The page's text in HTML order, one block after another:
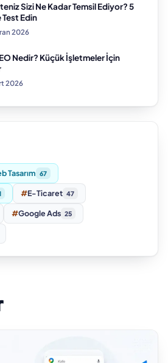
Sizi Ne Kadar Temsil Ediyor? 5
Test Edin
2026
Nedir? Küçük İşletmeler İçin
2026
Tasarım 67
#E-Ticaret 47
#Google Ads 25